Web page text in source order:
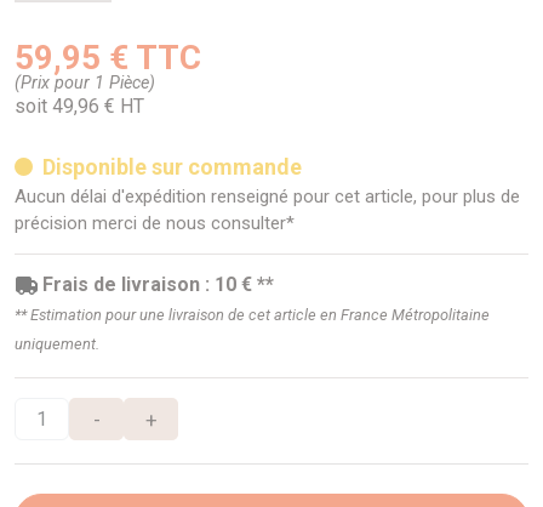
59,95 € TTC
(Prix pour 1 Pièce)
soit 49,96 € HT
Disponible sur commande
Aucun délai d'expédition renseigné pour cet article, pour plus de
précision merci de nous consulter*
Frais de livraison : 10 € **
** Estimation pour une livraison de cet article en France Métropolitaine
uniquement.
- +